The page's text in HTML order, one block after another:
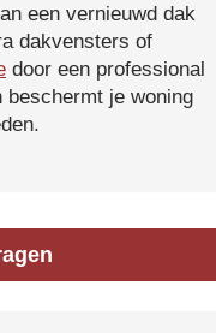
een vernieuwd dak
dakvensters of
door een professional
je woning